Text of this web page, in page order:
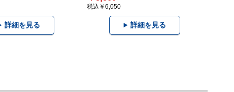
詳細を見る
税込￥6,050
詳細を見る